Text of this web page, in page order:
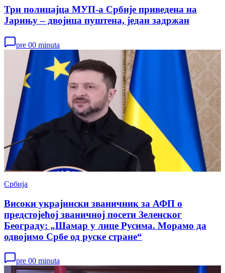
Три полицајца МУП-а Србије приведена на
Јарињу – двојица пуштена, један задржан
pre 00 minuta
Србија
Високи украјински званичник за АФП о
предстојећој званичној посети Зеленског
Београду: „Шамар у лице Русима. Морамо да
одвојимо Србе од руске стране“
pre 00 minuta